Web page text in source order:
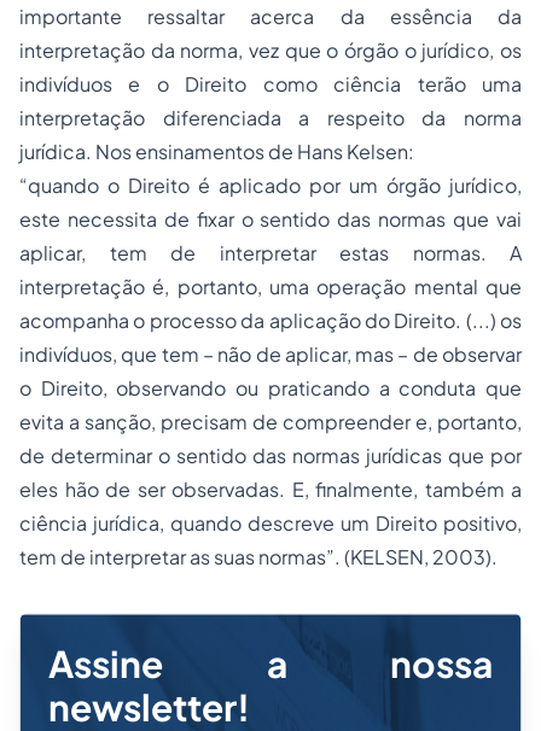
importante ressaltar acerca da essência da
interpretação da norma, vez que o órgão o jurídico, os
indivíduos e o Direito como ciência terão uma
interpretação diferenciada a respeito da norma
jurídica. Nos ensinamentos de Hans Kelsen:
“quando o Direito é aplicado por um órgão jurídico,
este necessita de fixar o sentido das normas que vai
aplicar, tem de interpretar estas normas. A
interpretação é, portanto, uma operação mental que
acompanha o processo da aplicação do Direito. (...) os
indivíduos, que tem – não de aplicar, mas – de observar
o Direito, observando ou praticando a conduta que
evita a sanção, precisam de compreender e, portanto,
de determinar o sentido das normas jurídicas que por
eles hão de ser observadas. E, finalmente, também a
ciência jurídica, quando descreve um Direito positivo,
tem de interpretar as suas normas”. (KELSEN, 2003).
Assine a nossa
newsletter!